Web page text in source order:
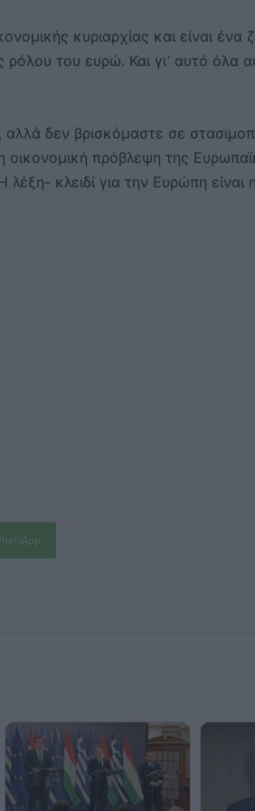
κυριαρχίας και είναι ένα
ρόλου του ευρώ. Και γι’ αυτό όλα
αλλά δεν βρισκόμαστε σε
οικονομική πρόβλεψη της
κλειδί για την Ευρώπη είναι